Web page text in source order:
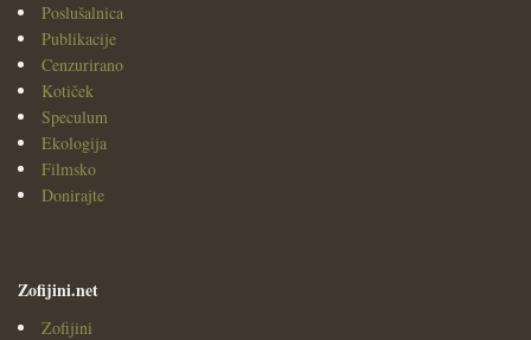
Poslušalnica
Publikacije
Cenzurirano
Kotiček
Speculum
Ekologija
Filmsko
Donirajte
Zofijini.net
Zofijini